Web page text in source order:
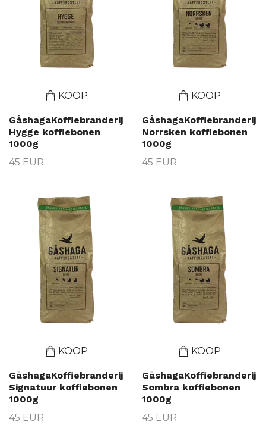
KOOP
GåshagaKoffiebranderij
Hygge koffiebonen
1000g
45 EUR
KOOP
GåshagaKoffiebranderij
Norrsken koffiebonen
1000g
45 EUR
KOOP
GåshagaKoffiebranderij
Signatuur koffiebonen
1000g
45 EUR
KOOP
GåshagaKoffiebranderij
Sombra koffiebonen
1000g
45 EUR